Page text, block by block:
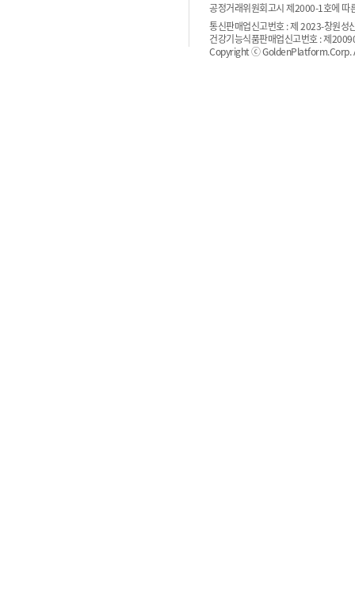
공정거래위원회고시 제2000-1호에
통신판매업신고번호 : 제 2023-창원
건강기능식품판매업신고번호 : 제
Copyright ⓒ GoldenPlatform.Corp.